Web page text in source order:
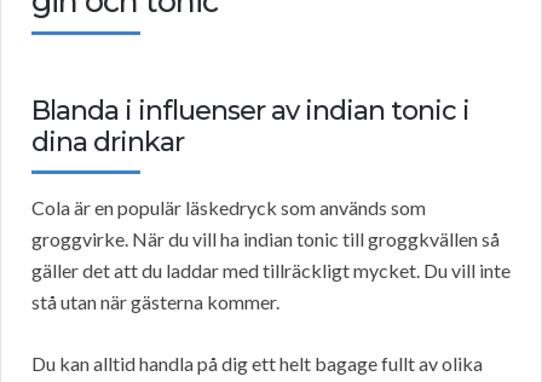
Blanda i influenser av indian tonic i
dina drinkar
Cola är en populär läskedryck som används som
groggvirke. När du vill ha indian tonic till groggkvällen så
gäller det att du laddar med tillräckligt mycket. Du vill inte
stå utan när gästerna kommer.
Du kan alltid handla på dig ett helt bagage fullt av olika